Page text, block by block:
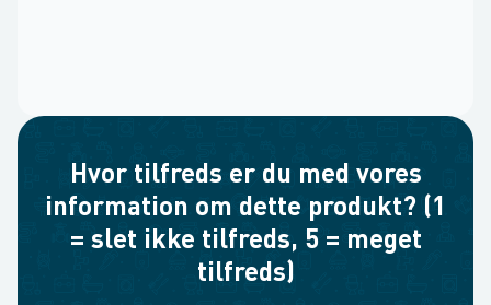
Hvor tilfreds er du med vores
information om dette produkt? (1
= slet ikke tilfreds, 5 = meget
tilfreds)